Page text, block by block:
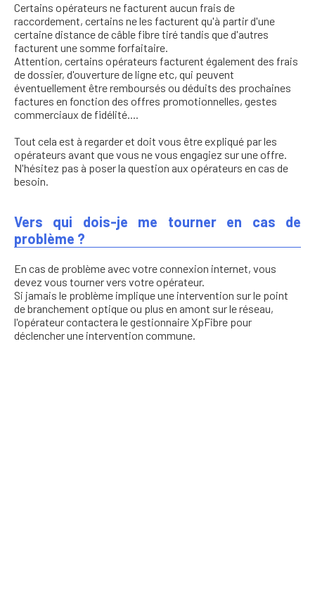
Certains opérateurs ne facturent aucun frais de
raccordement, certains ne les facturent qu'à partir d'une
certaine distance de câble fibre tiré tandis que d'autres
facturent une somme forfaitaire.
Attention, certains opérateurs facturent également des frais
de dossier, d'ouverture de ligne etc, qui peuvent
éventuellement être remboursés ou déduits des prochaines
factures en fonction des offres promotionnelles, gestes
commerciaux de fidélité....
Tout cela est à regarder et doit vous être expliqué par les
opérateurs avant que vous ne vous engagiez sur une offre.
N'hésitez pas à poser la question aux opérateurs en cas de
besoin.
Vers qui dois-je me tourner en cas de
problème ?
En cas de problème avec votre connexion internet, vous
devez vous tourner vers votre opérateur.
Si jamais le problème implique une intervention sur le point
de branchement optique ou plus en amont sur le réseau,
l'opérateur contactera le gestionnaire XpFibre pour
déclencher une intervention commune.